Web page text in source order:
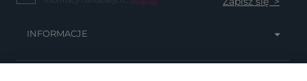
(więcej)
INFORMACJE